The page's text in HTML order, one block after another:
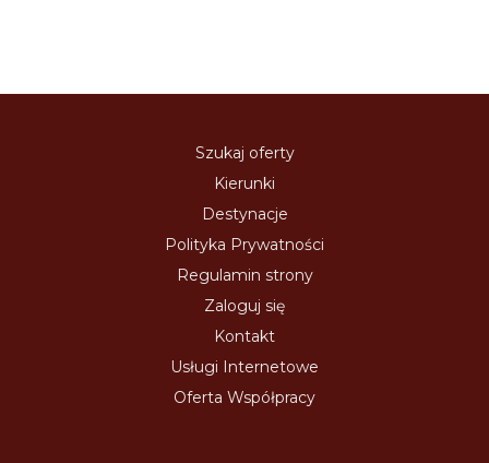
Szukaj oferty
Kierunki
Destynacje
Polityka Prywatności
Regulamin strony
Zaloguj się
Kontakt
Usługi Internetowe
Oferta Współpracy